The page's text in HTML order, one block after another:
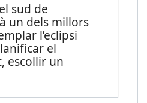
sud de
un dels millors
l’eclipsi
el
escollir un